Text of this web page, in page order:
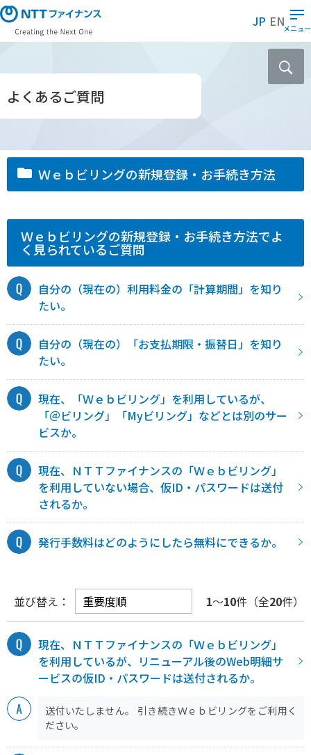
メ
イ
ン
ン
ン
ス
ッ
JP ENメニュー
よくあるご質問
Ｗｅｂビリングの新規登録・お手続き方法
Ｗｅｂビリングの新規登録・お手続き方法でよ
く見られているご質問
自分の（現在の）利用料金の「計算期間」を知り
たい。
自分の（現在の）「お支払期限・振替日」を知り
たい。
現在、「Ｗｅｂビリング」を利用しているが、
「＠ビリング」「Myビリング」などとは別のサー
ビスか。
現在、ＮＴＴファイナンスの「Ｗｅｂビリング」
を利用していない場合、仮ID・パスワードは送付
されるか。
発行手数料はどのようにしたら無料にできるか。
並び替え： 1～10件（全20件）
現在、ＮＴＴファイナンスの「Ｗｅｂビリング」
を利用しているが、リニューアル後のWeb明細サ
ービスの仮ID・パスワードは送付されるか。
送付いたしません。 引き続きＷｅｂビリングをご利用く
ださい。